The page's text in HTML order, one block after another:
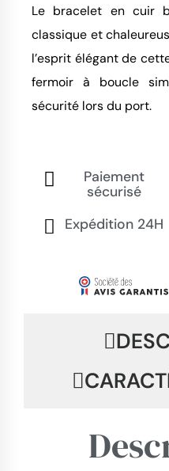
Le bracelet en cuir
classique et
l’esprit élégant de
fermoir à boucle
sécurité lors du port.
Paiement
sécurisé
Expédition 24H